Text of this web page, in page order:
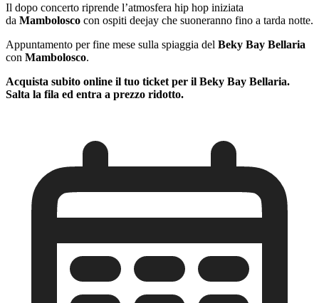
Il dopo concerto riprende l’atmosfera hip hop iniziata
da Mambolosco con ospiti deejay che suoneranno fino a tarda notte.
Appuntamento per fine mese sulla spiaggia del Beky Bay Bellaria
con Mambolosco.
Acquista subito online il tuo ticket per il Beky Bay Bellaria.
Salta la fila ed entra a prezzo ridotto.